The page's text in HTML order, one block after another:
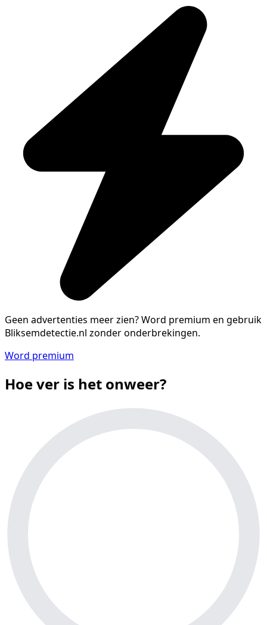
Geen advertenties meer zien?Word premium en gebruik
Bliksemdetectie.nl zonder onderbrekingen.
Word premium
Hoe ver is het onweer?